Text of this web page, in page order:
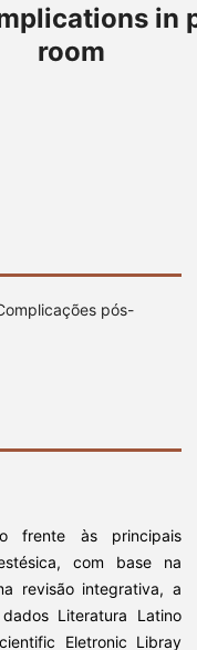
in
room
pós-
frente às principais
com base na
revisão integrativa, a
Literatura Latino
Eletronic Libray